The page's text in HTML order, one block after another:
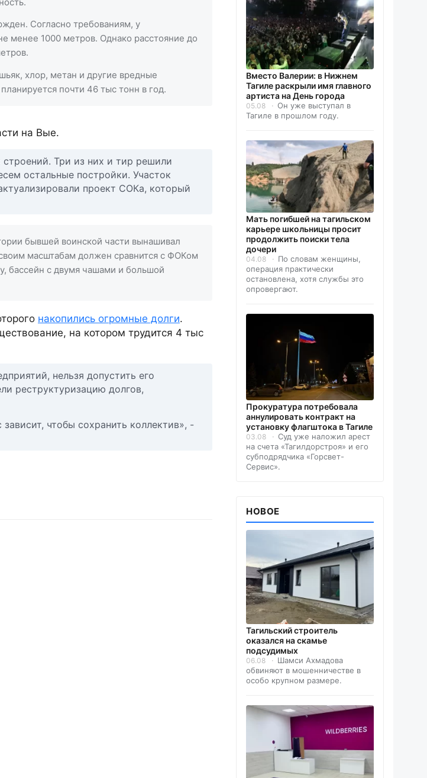
Согласно требованиям, у
менее 1000 метров. Однако расстояние до
хлор, метан и другие вредные
почти 46 тыс тонн в год.
на Вые.
Три из них и тир решили
остальные постройки. Участок
проект СОКа, который
бывшей воинской части вынашивал
масштабам должен сравнится с ФОКом
бассейн с двумя чашами и большой
накопились огромные долги.
на котором трудится 4 тыс
нельзя допустить его
реструктуризацию долгов,
чтобы сохранить коллектив», -
Вместо Валерии: в Нижнем
Тагиле раскрыли имя главного
артиста на День города
05.08
Он уже выступал в
Тагиле в прошлом году.
Мать погибшей на тагильском
карьере школьницы просит
продолжить поиски тела
дочери
04.08
По словам женщины,
операция практически
остановлена, хотя службы это
опровергают.
Прокуратура потребовала
аннулировать контракт на
установку флагштока в Тагиле
03.08
Суд уже наложил арест
на счета «Тагилдорстроя» и его
субподрядчика «Горсвет-
Сервис».
НОВОЕ
Тагильский строитель
оказался на скамье
подсудимых
06.08
Шамси Ахмадова
обвиняют в мошенничестве в
особо крупном размере.